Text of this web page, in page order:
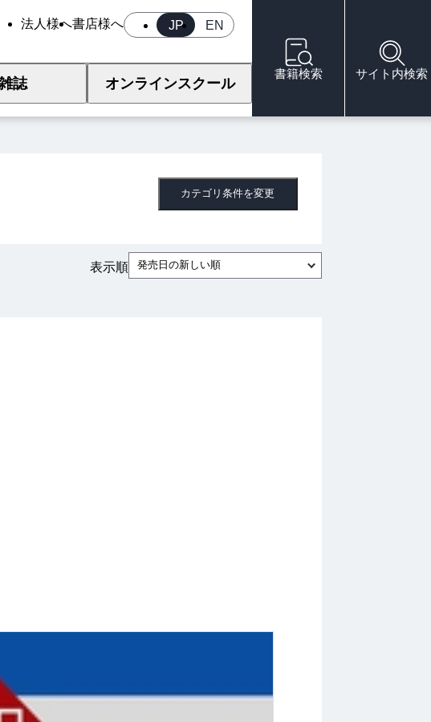
JP EN
法人様へ書店様へ
誌 オンラインスクール
書籍検索 サイト内検索
カテゴリ条件を変更
表示順 発売日の新しい順